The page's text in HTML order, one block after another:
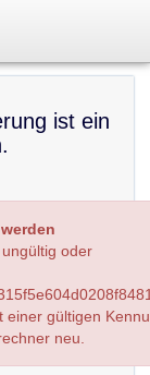
ist ein
oder
einer gültigen
neu.